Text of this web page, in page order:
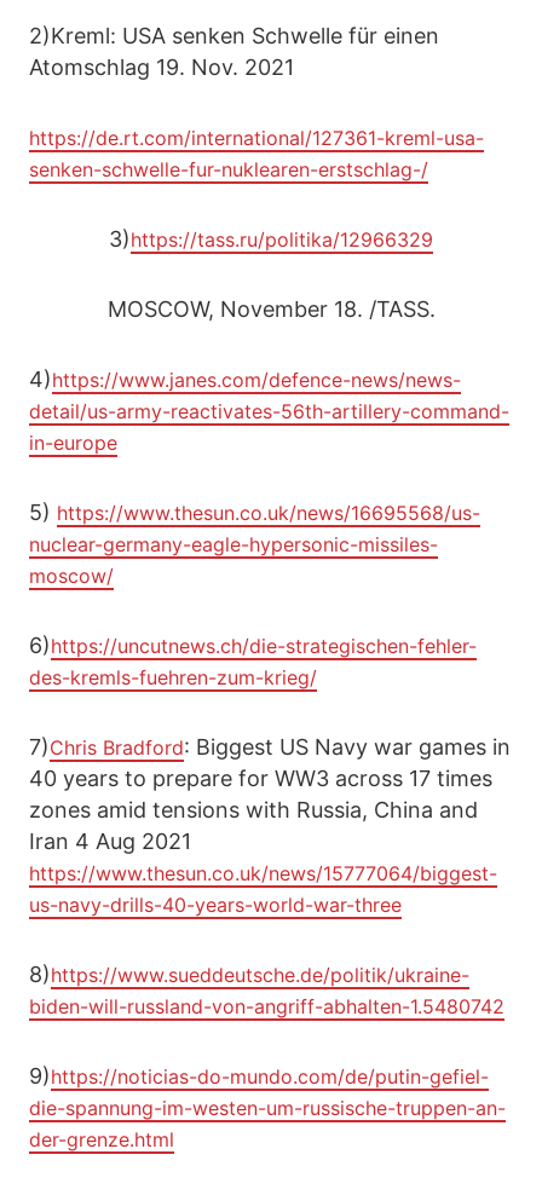
2)Kreml: USA senken Schwelle für einen
Atomschlag 19. Nov. 2021
https://de.rt.com/international/127361-kreml-usa-
senken-schwelle-fur-nuklearen-erstschlag-/
3)https://tass.ru/politika/12966329
MOSCOW, November 18. /TASS.
4)https://www.janes.com/defence-news/news-
detail/us-army-reactivates-56th-artillery-command-
in-europe
5) https://www.thesun.co.uk/news/16695568/us-
nuclear-germany-eagle-hypersonic-missiles-
moscow/
6)https://uncutnews.ch/die-strategischen-fehler-
des-kremls-fuehren-zum-krieg/
7)Chris Bradford: Biggest US Navy war games in
40 years to prepare for WW3 across 17 times
zones amid tensions with Russia, China and
Iran 4 Aug 2021
https://www.thesun.co.uk/news/15777064/biggest-
us-navy-drills-40-years-world-war-three
8)https://www.sueddeutsche.de/politik/ukraine-
biden-will-russland-von-angriff-abhalten-1.5480742
9)https://noticias-do-mundo.com/de/putin-gefiel-
die-spannung-im-westen-um-russische-truppen-an-
der-grenze.html